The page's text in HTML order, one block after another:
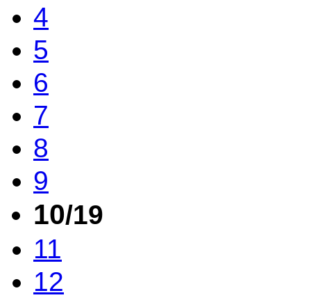
4
5
6
7
8
9
10/19
11
12